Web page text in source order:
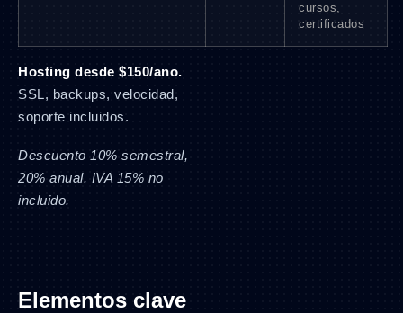
cursos,
certificados
Hosting desde $150/ano.
SSL, backups, velocidad,
soporte incluidos.
Descuento 10% semestral,
20% anual. IVA 15% no
incluido.
Elementos clave